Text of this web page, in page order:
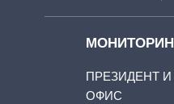
ПРЕЗИДЕНТ И
ОФИС